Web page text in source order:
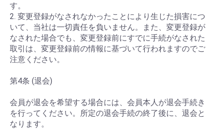
す。
2. 変更登録がなされなかったことにより生じた損害につ
いて、当社は一切責任を負いません。また、変更登録が
なされた場合でも、変更登録前にすでに手続がなされた
取引は、変更登録前の情報に基づいて行われますのでご
注意ください。
第4条 (退会)
会員が退会を希望する場合には、会員本人が退会手続き
を行ってください。所定の退会手続の終了後に、退会と
なります。